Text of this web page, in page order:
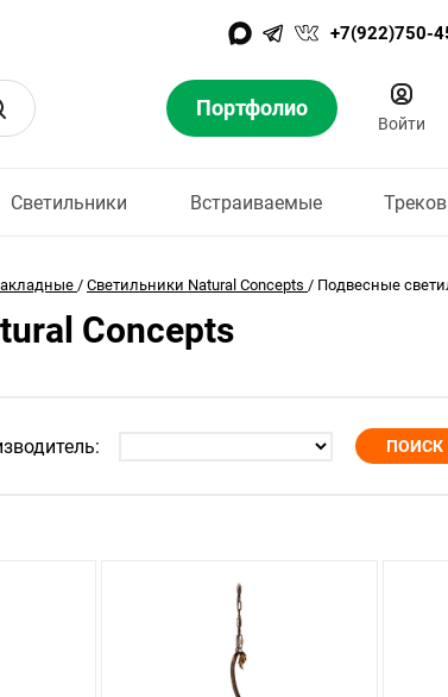
+7(922)750-
Портфолио
Войти
Светильники Встраиваемые
/ Светильники Natural Concepts / Подвесные
Concepts